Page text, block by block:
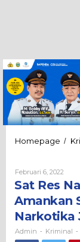
Homepage /
Februari 6, 2022
Sat Res
Amankan
Narkotika
Admin - Kriminal -